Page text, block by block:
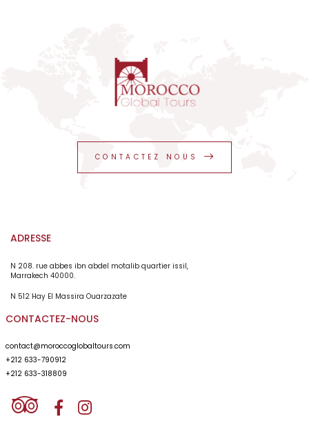
CONTACTEZ NOUS
ADRESSE
N 208. rue abbes ibn abdel motalib quartier issil,
Marrakech 40000.
N 512 Hay El Massira Ouarzazate
CONTACTEZ-NOUS
contact@moroccoglobaltours.com
+212 633-790912
+212 633-318809